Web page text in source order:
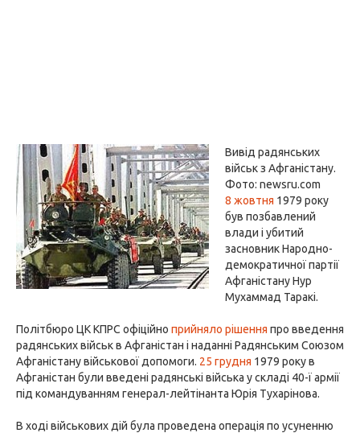
Вивід радянських
військ з Афганістану.
Фото: newsru.com
8 жовтня 1979 року
був позбавлений
влади і убитий
засновник Народно-
демократичної партії
Афганістану Нур
Мухаммад Таракі.
Політбюро ЦК КПРС офіційно прийняло рішення про введення
радянських військ в Афганістан і наданні Радянським Союзом
Афганістану військової допомоги. 25 грудня 1979 року в
Афганістан були введені радянські війська у складі 40-ї армії
під командуванням генерал-лейтінанта Юрія Тухарінова.
В ході військових дій була проведена операція по усуненню